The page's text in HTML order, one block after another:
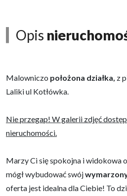
Opis
Malowniczo położona działka, z
Laliki ul Kotłówka.
Nie przegap! W galerii zdjęć
nieruchomości.
Marzy Ci się spokojna i widokowa
mógł wybudować swój
oferta jest idealna dla Ciebie! To